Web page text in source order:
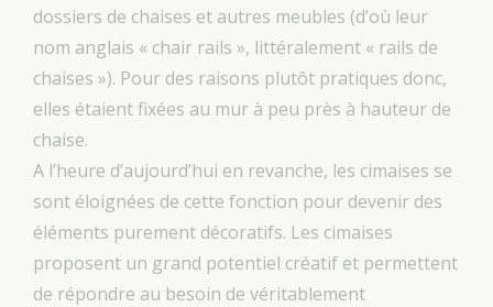
dossiers de chaises et autres meubles (d’où leur
nom anglais « chair rails », littéralement « rails de
chaises »). Pour des raisons plutôt pratiques donc,
elles étaient fixées au mur à peu près à hauteur de
chaise.
A l’heure d’aujourd’hui en revanche, les cimaises se
sont éloignées de cette fonction pour devenir des
éléments purement décoratifs. Les cimaises
proposent un grand potentiel créatif et permettent
de répondre au besoin de véritablement